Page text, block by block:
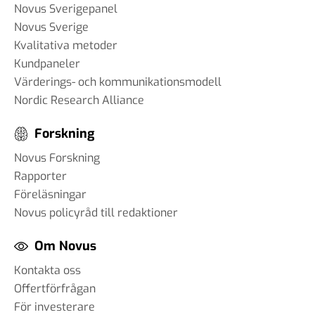
Novus Sverigepanel
Novus Sverige
Kvalitativa metoder
Kundpaneler
Värderings- och kommunikationsmodell
Nordic Research Alliance
Forskning
Novus Forskning
Rapporter
Föreläsningar
Novus policyråd till redaktioner
Om Novus
Kontakta oss
Offertförfrågan
För investerare